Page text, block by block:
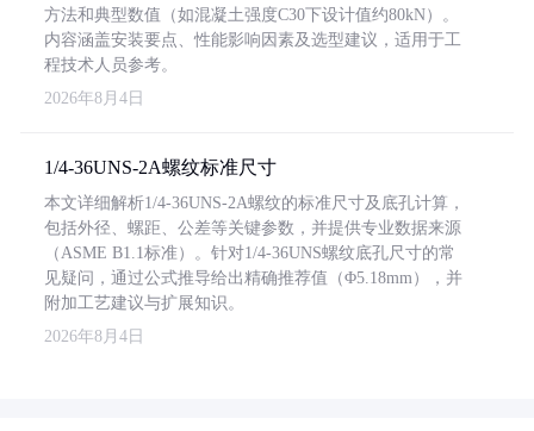
方法和典型数值（如混凝土强度C30下设计值约80kN）。
内容涵盖安装要点、性能影响因素及选型建议，适用于工
程技术人员参考。
2026年8月4日
1/4-36UNS-2A螺纹标准尺寸
本文详细解析1/4-36UNS-2A螺纹的标准尺寸及底孔计算，
包括外径、螺距、公差等关键参数，并提供专业数据来源
（ASME B1.1标准）。针对1/4-36UNS螺纹底孔尺寸的常
见疑问，通过公式推导给出精确推荐值（Φ5.18mm），并
附加工艺建议与扩展知识。
2026年8月4日